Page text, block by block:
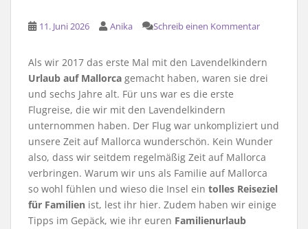
11. Juni 2026 Anika Schreib einen Kommentar
Als wir 2017 das erste Mal mit den Lavendelkindern
Urlaub auf Mallorca gemacht haben, waren sie drei
und sechs Jahre alt. Für uns war es die erste
Flugreise, die wir mit den Lavendelkindern
unternommen haben. Der Flug war unkompliziert und
unsere Zeit auf Mallorca wunderschön. Kein Wunder
also, dass wir seitdem regelmäßig Zeit auf Mallorca
verbringen. Warum wir uns als Familie auf Mallorca
so wohl fühlen und wieso die Insel ein tolles Reiseziel
für Familien ist, lest ihr hier. Zudem haben wir einige
Tipps im Gepäck, wie ihr euren Familienurlaub